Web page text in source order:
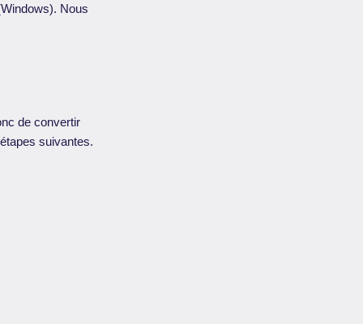
Nous
de convertir
suivantes.